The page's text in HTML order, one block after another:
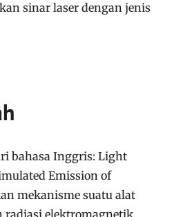
sinar laser dengan jenis
bahasa Inggris: Light
Emission of
mekanisme suatu alat